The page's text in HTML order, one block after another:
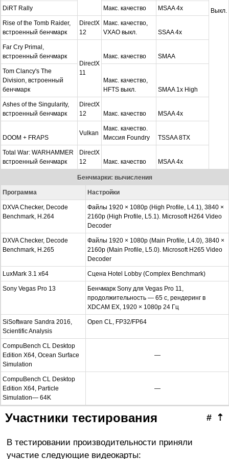
Выкл.
DiRT Rally Макс. качество MSAA 4x
Rise of the Tomb Raider,
встроенный бенчмарк
DirectX
12
Макс. качество,
VXAO выкл.
SSAA 4x
Far Cry Primal,
встроенный бенчмарк
DirectX
11
Макс. качество SMAA
Tom Clancy's The
Division, встроенный
бенчмарк
Макс. качество,
HFTS выкл.
SMAA 1x High
Ashes of the Singularity,
встроенный бенчмарк
DirectX
12
Макс. качество MSAA 4x
DOOM + FRAPS
Vulkan
Макс. качество.
Миссия Foundry
TSSAA 8TX
Total War: WARHAMMER
встроенный бенчмарк
DirectX
12
Макс. качество MSAA 4x
Бенчмарки: вычисления
Программа Настройки
DXVA Checker, Decode
Benchmark, H.264
Файлы 1920 × 1080p (High Profile, L4.1), 3840 ×
2160p (High Profile, L5.1). Microsoft H264 Video
Decoder
DXVA Checker, Decode
Benchmark, H.265
Файлы 1920 × 1080p (Main Profile, L4.0), 3840 ×
2160p (Main Profile, L5.0). Microsoft H265 Video
Decoder
LuxMark 3.1 x64 Сцена Hotel Lobby (Complex Benchmark)
Sony Vegas Pro 13
Бенчмарк Sony для Vegas Pro 11,
продолжительность — 65 с, рендеринг в
XDCAM EX, 1920 × 1080p 24 Гц
SiSoftware Sandra 2016,
Scientific Analysis
Open CL, FP32/FP64
CompuBench CL Desktop
Edition X64, Ocean Surface
Simulation
—
CompuBench CL Desktop
Edition X64, Particle
Simulation— 64K
—
⇡
#
Участники тестирования
В тестировании производительности приняли
участие следующие видеокарты: